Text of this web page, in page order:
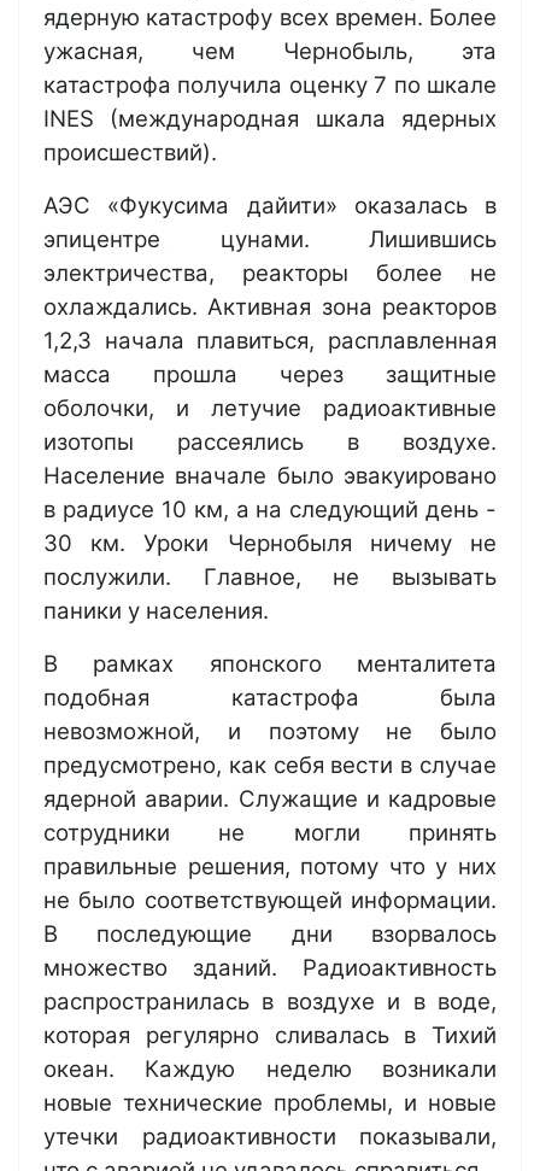
ядерную катастрофу всех времен. Более
ужасная, чем Чернобыль, эта
катастрофа получила оценку 7 по шкале
INES (международная шкала ядерных
происшествий).
АЭС «Фукусима дайити» оказалась в
эпицентре цунами. Лишившись
электричества, реакторы более не
охлаждались. Активная зона реакторов
1,2,3 начала плавиться, расплавленная
масса прошла через защитные
оболочки, и летучие радиоактивные
изотопы рассеялись в воздухе.
Население вначале было эвакуировано
в радиусе 10 км, а на следующий день -
30 км. Уроки Чернобыля ничему не
послужили. Главное, не вызывать
паники у населения.
В рамках японского менталитета
подобная катастрофа была
невозможной, и поэтому не было
предусмотрено, как себя вести в случае
ядерной аварии. Служащие и кадровые
сотрудники не могли принять
правильные решения, потому что у них
не было соответствующей информации.
В последующие дни взорвалось
множество зданий. Радиоактивность
распространилась в воздухе и в воде,
которая регулярно сливалась в Тихий
океан. Каждую неделю возникали
новые технические проблемы, и новые
утечки радиоактивности показывали,